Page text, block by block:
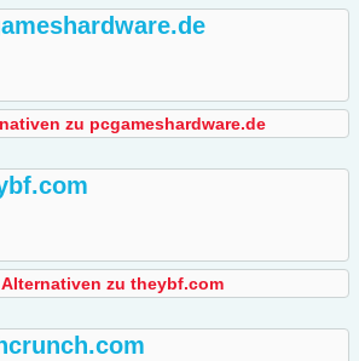
zu pcgameshardware.de
Alternativen zu theybf.com